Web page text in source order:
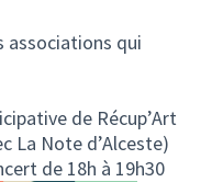
associations qui
de Récup’Art
La Note d’Alceste)
de 18h à 19h30